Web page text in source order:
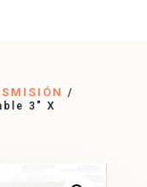
/
3″ X